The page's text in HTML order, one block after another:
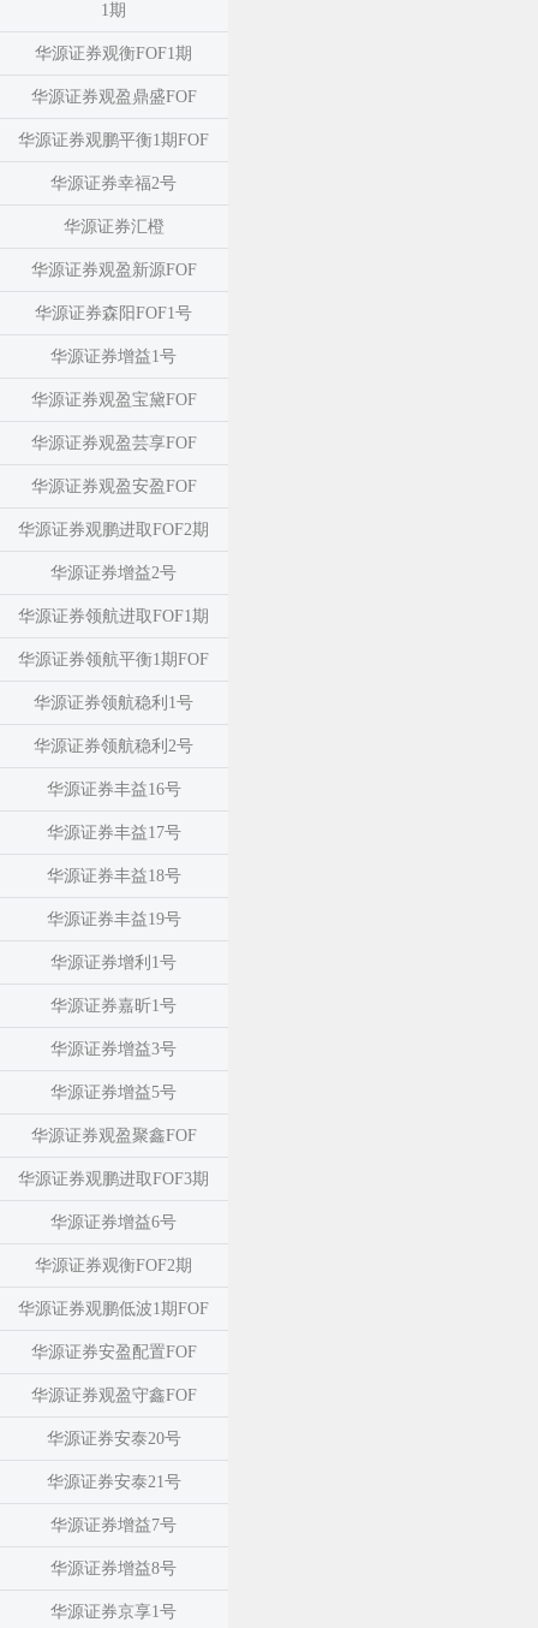
1期
华源证券观衡FOF1期
华源证券观盈鼎盛FOF
华源证券观鹏平衡1期FOF
华源证券幸福2号
华源证券汇橙
华源证券观盈新源FOF
华源证券森阳FOF1号
华源证券增益1号
华源证券观盈宝黛FOF
华源证券观盈芸享FOF
华源证券观盈安盈FOF
华源证券观鹏进取FOF2期
华源证券增益2号
华源证券领航进取FOF1期
华源证券领航平衡1期FOF
华源证券领航稳利1号
华源证券领航稳利2号
华源证券丰益16号
华源证券丰益17号
华源证券丰益18号
华源证券丰益19号
华源证券增利1号
华源证券嘉昕1号
华源证券增益3号
华源证券增益5号
华源证券观盈聚鑫FOF
华源证券观鹏进取FOF3期
华源证券增益6号
华源证券观衡FOF2期
华源证券观鹏低波1期FOF
华源证券安盈配置FOF
华源证券观盈守鑫FOF
华源证券安泰20号
华源证券安泰21号
华源证券增益7号
华源证券增益8号
华源证券京享1号